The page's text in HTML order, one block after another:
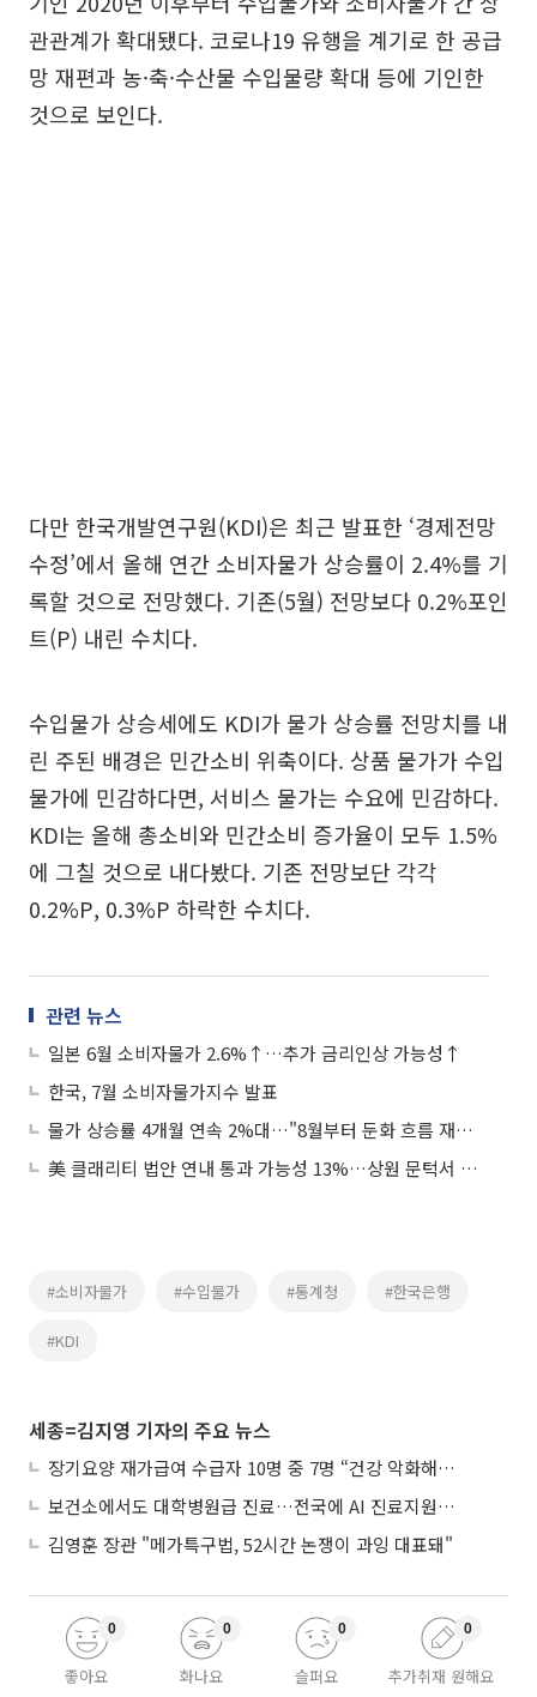
관관계가 확대됐다. 코로나19 유행을 계기로 한 공급
망 재편과 농·축·수산물 수입물량 확대 등에 기인한
것으로 보인다.
다만 한국개발연구원(KDI)은 최근 발표한 ‘경제전망
수정’에서 올해 연간 소비자물가 상승률이 2.4%를 기
록할 것으로 전망했다. 기존(5월) 전망보다 0.2%포인
트(P) 내린 수치다.
수입물가 상승세에도 KDI가 물가 상승률 전망치를 내
린 주된 배경은 민간소비 위축이다. 상품 물가가 수입
물가에 민감하다면, 서비스 물가는 수요에 민감하다.
KDI는 올해 총소비와 민간소비 증가율이 모두 1.5%
에 그칠 것으로 내다봤다. 기존 전망보단 각각
0.2%P, 0.3%P 하락한 수치다.
관련 뉴스
일본 6월 소비자물가 2.6%↑…추가 금리인상 가능성↑
한국, 7월 소비자물가지수 발표
물가 상승률 4개월 연속 2%대…"8월부터 둔화 흐름 재개될 것"
美 클래리티 법안 연내 통과 가능성 13%…상원 문턱서 제동
#소비자물가 #수입물가 #통계청 #한국은행
#KDI
세종=김지영 기자의 주요 뉴스
장기요양 재가급여 수급자 10명 중 7명 “건강 악화해도 집에서”
보건소에서도 대학병원급 진료…전국에 AI 진료지원도구 보급
김영훈 장관 "메가특구법, 52시간 논쟁이 과잉 대표돼"
좋아요
0
화나요
0
슬퍼요
0
추가취재 원해요
0